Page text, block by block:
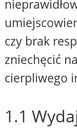
czy brak
zniechęcić
cierpliwego
1.1